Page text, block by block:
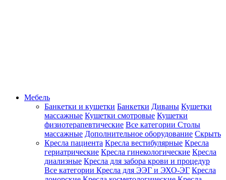
Мебель
Банкетки и кушетки Банкетки Диваны Кушетки
массажные Кушетки смотровые Кушетки
физиотерапевтические Все категории Столы
массажные Дополнительное оборудование Скрыть
Кресла пациента Кресла вестибулярные Кресла
гериатрические Кресла гинекологические Кресла
диализные Кресла для забора крови и процедур
Все категории Кресла для ЭЭГ и ЭХО-ЭГ Кресла